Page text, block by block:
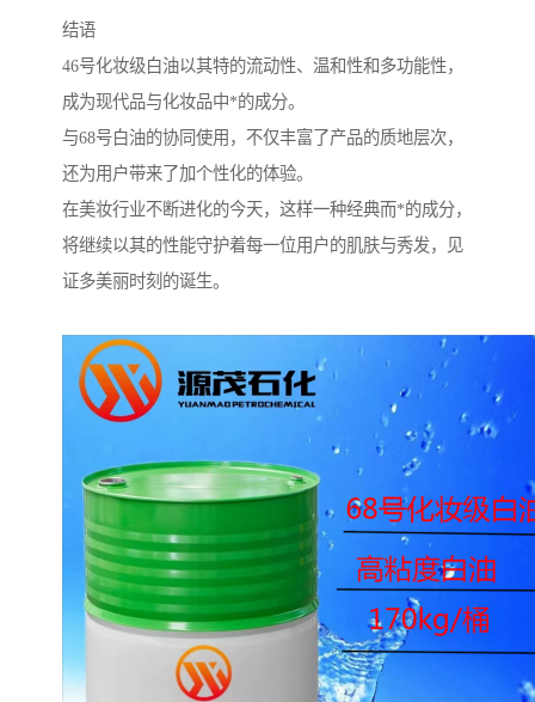
结语
46号化妆级白油以其特的流动性、温和性和多功能性，
成为现代品与化妆品中*的成分。
与68号白油的协同使用，不仅丰富了产品的质地层次，
还为用户带来了加个性化的体验。
在美妆行业不断进化的今天，这样一种经典而*的成分，
将继续以其的性能守护着每一位用户的肌肤与秀发，见
证多美丽时刻的诞生。